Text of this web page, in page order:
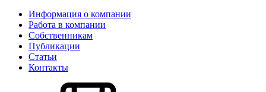
Информация о компании
Работа в компании
Собственникам
Публикации
Статьи
Контакты